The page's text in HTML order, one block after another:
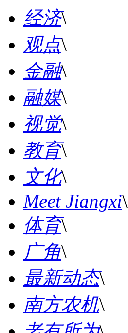
经济\
观点\
金融\
融媒\
视觉\
教育\
文化\
Meet Jiangxi\
体育\
广角\
最新动态\
南方农机\